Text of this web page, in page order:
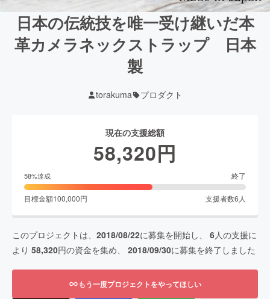
日本の伝統技を唯一受け継いだ本
革カメラネックストラップ 日本
製
torakuma プロダクト
現在の支援総額
58,320円
58%達成 終了
目標金額100,000円 支援者数6 人
このプロジェクトは、 2018/08/22に募集を開始し、 6人の支援に
より 58,320円の資金を集め、 2018/09/30に募集を終了しました
もう一度プロジェクトをやってほしい